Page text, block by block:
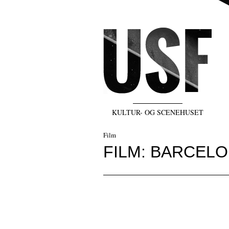
KULTUR- OG SCENEHUSET
Film
FILM: